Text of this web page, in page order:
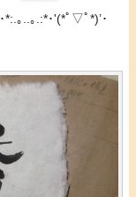
｡..｡.:*･'(*ﾟ▽ﾟ*)’･